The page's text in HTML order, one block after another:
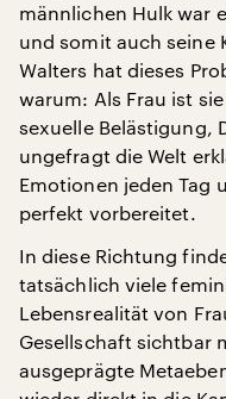
männlichen Hulk war
und somit auch seine
Walters hat dieses
warum: Als Frau ist
sexuelle Belästigung,
ungefragt die Welt
Emotionen jeden Tag
perfekt vorbereitet.
In diese Richtung
tatsächlich viele
Lebensrealität von
Gesellschaft sichtbar
ausgeprägte